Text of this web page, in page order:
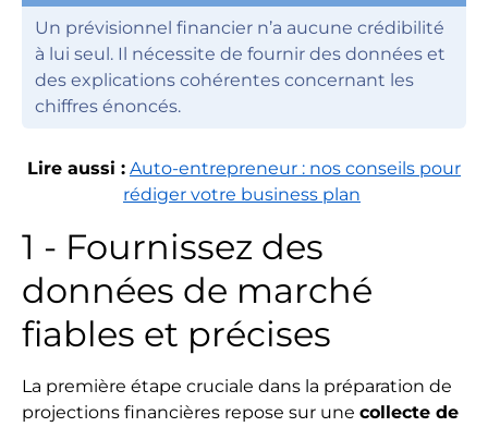
Un prévisionnel financier n’a aucune crédibilité
à lui seul. Il nécessite de fournir des données et
des explications cohérentes concernant les
chiffres énoncés.
Lire aussi : Auto-entrepreneur : nos conseils pour
rédiger votre business plan
1 - Fournissez des
données de marché
fiables et précises
La première étape cruciale dans la préparation de
projections financières repose sur une collecte de